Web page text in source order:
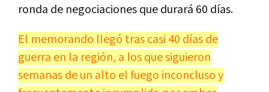
ronda de negociaciones que durará 60 días.
El memorando llegó tras casi 40 días de
guerra en la región, a los que siguieron
semanas de un alto el fuego inconcluso y